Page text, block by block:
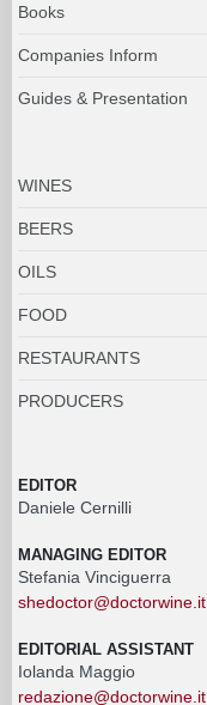
Books
Companies Inform
Guides & Presentation
WINES
BEERS
OILS
FOOD
RESTAURANTS
PRODUCERS
EDITOR
Daniele Cernilli
MANAGING EDITOR
Stefania Vinciguerra
shedoctor@doctorwine.it
EDITORIAL ASSISTANT
Iolanda Maggio
redazione@doctorwine.it